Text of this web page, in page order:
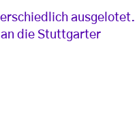
ausgelotet.
die Stuttgarter